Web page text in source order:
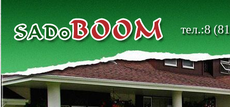
тел.:8